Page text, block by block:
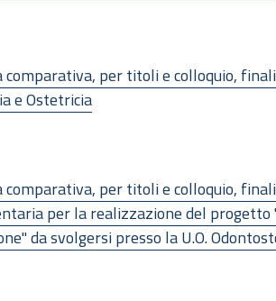
comparativa, per titoli e colloquio,
e Ostetricia
comparativa, per titoli e colloquio,
per la realizzazione del
da svolgersi presso la U.O.